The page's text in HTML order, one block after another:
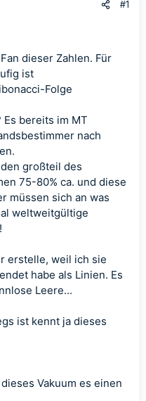
#1
dieser Zahlen. Für
ist
Folge
bereits im MT
nach
großteil des
75-80% ca. und diese
müssen sich an was
weltweitgültige
erstelle, weil ich sie
habe als Linien. Es
Leere...
ist kennt ja dieses
Vakuum es einen